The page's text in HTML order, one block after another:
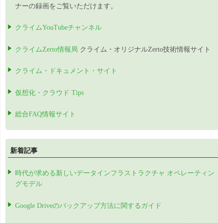
ナーの録画をご覧いただけます。
クライムYouTubeチャンネル
クライムZerto情報局 クライム・オリジナルZerto技術情報サイト
クライム・ドキュメント・サイト
仮想化・クラウド Tips
総合FAQ情報サイト
新着記事
時代が求める新しいデータインフラストラクチャ オペレーティン
グモデル
Google Driveのバックアップ方法に関するガイド